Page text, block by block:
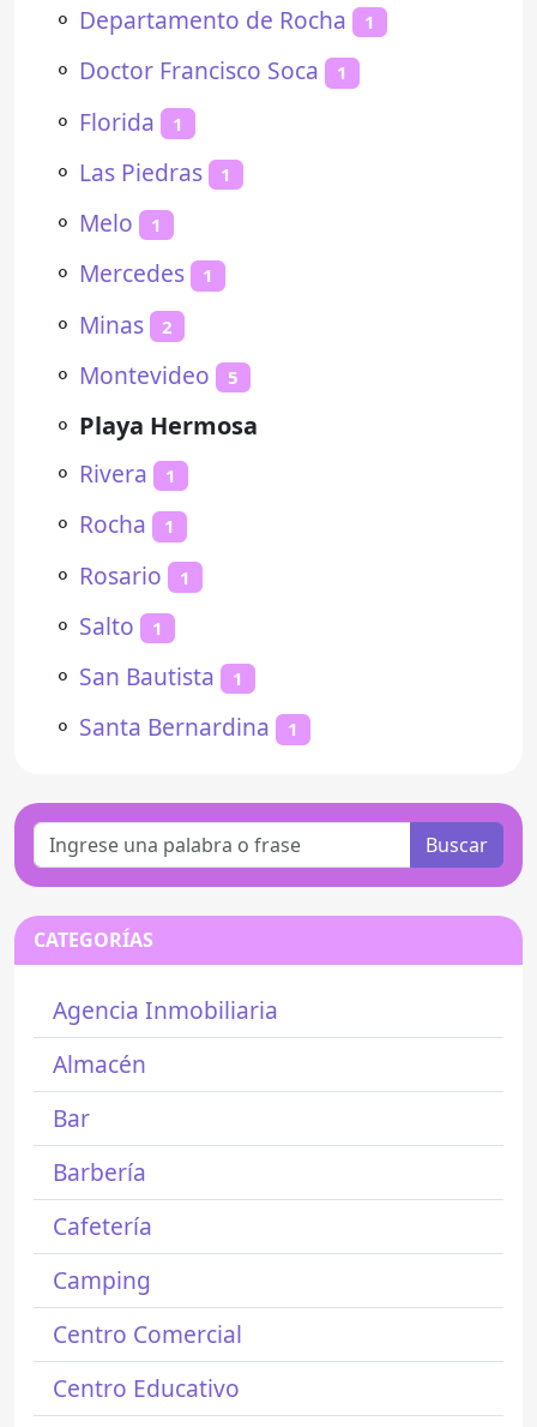
⚬ Departamento de Rocha 1
⚬ Doctor Francisco Soca 1
⚬ Florida 1
⚬ Las Piedras 1
⚬ Melo 1
⚬ Mercedes 1
⚬ Minas 2
⚬ Montevideo 5
⚬ Playa Hermosa
⚬ Rivera 1
⚬ Rocha 1
⚬ Rosario 1
⚬ Salto 1
⚬ San Bautista 1
⚬ Santa Bernardina 1
Buscar
CATEGORÍAS
Agencia Inmobiliaria
Almacén
Bar
Barbería
Cafetería
Camping
Centro Comercial
Centro Educativo